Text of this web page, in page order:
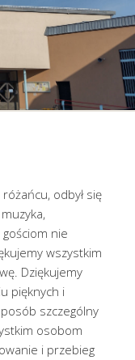
odbył się
nie
wszystkim
Dziękujemy
pięknych i
szczególny
osobom
i przebieg